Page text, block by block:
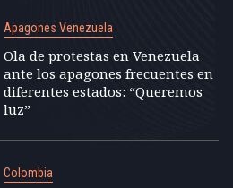
Apagones Venezuela
Ola de protestas en Venezuela
ante los apagones frecuentes en
diferentes estados: “Queremos
luz”
Colombia